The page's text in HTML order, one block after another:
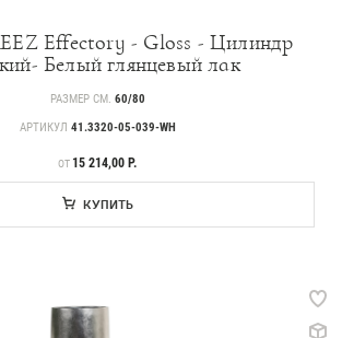
Effectory - Gloss - Цилиндр
Белый глянцевый лак
РАЗМЕР СМ. 60/80
АРТИКУЛ 41.3320-05-039-WH
ЦЕНА
ОТ 15 214,00 Р.
КУПИТЬ